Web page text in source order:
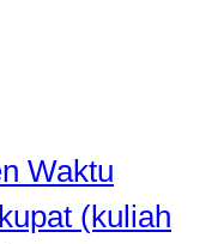
Waktu
(kuliah